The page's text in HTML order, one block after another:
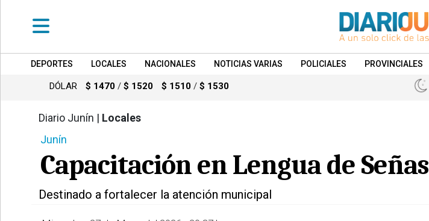
DEPORTES
LOCALES
DEPORTES LOCALES NACIONALES NOTICIAS VARIAS POLICIALES PROVINCIALES
DÓLAR $ 1470 / $ 1520 $ 1510 / $ 1530
Diario Junín | Locales
Junín
Capacitación en Lengua de Señas
Destinado a fortalecer la atención municipal